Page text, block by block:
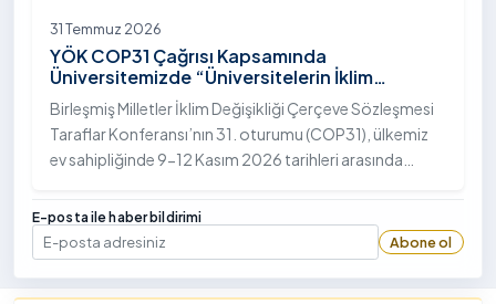
31 Temmuz 2026
YÖK COP31 Çağrısı Kapsamında
Üniversitemizde “Üniversitelerin İklim
Diplomasisindeki Rolü” Konulu Bilgilendirme
Toplantısı Yapıldı
Birleşmiş Milletler İklim Değişikliği Çerçeve Sözleşmesi
Taraflar Konferansı’nın 31. oturumu (COP31), ülkemiz
ev sahipliğinde 9-12 Kasım 2026 tarihleri arasında
Yükseköğretim Kurulu (YÖK), üniversitelerin akademik
katkı ve proje bildirimlerini koordine etme çağrısında
bulundu. Ardahan Üniversitesinde 31 Temmuz 2026
E-posta ile haber bildirimi
E-posta
Abone ol